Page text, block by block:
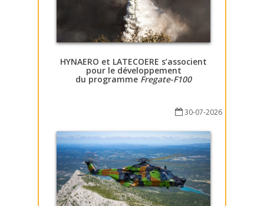
HYNAERO et LATECOERE s’associent
pour le développement
du programme Fregate-F100
30-07-2026